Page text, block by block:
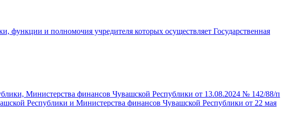
и полномочия учредителя которых осуществляет Государственная
Министерства финансов Чувашской Республики от 13.08.2024 № 142/88/п
Республики и Министерства финансов Чувашской Республики от 22 мая